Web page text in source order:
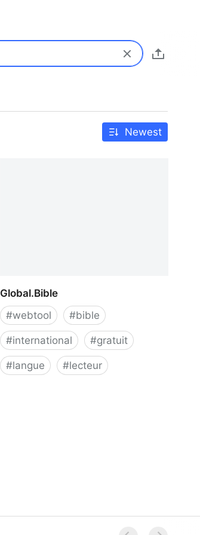
Newest
Global.Bible
#webtool #bible
#international #gratuit
#langue #lecteur